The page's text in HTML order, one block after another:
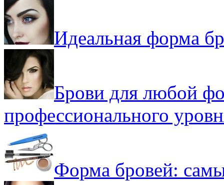
Идеальная форма
Брови для любой
профессионального
Форма бровей: